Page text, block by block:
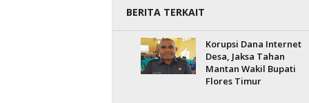
BERITA TERKAIT
Korupsi Dana Internet
Desa, Jaksa Tahan
Mantan Wakil Bupati
Flores Timur